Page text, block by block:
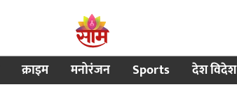
क्राइम मनोरंजन Sports देश विदेश